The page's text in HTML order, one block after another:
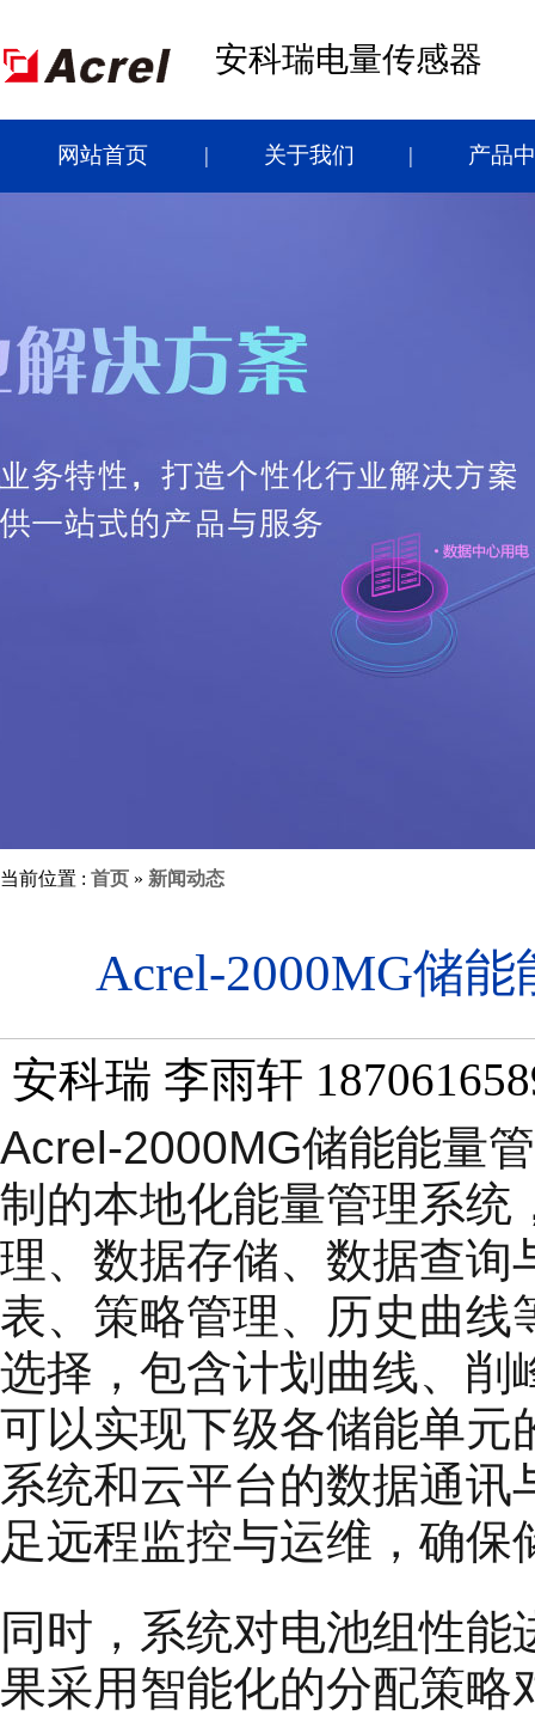
安科瑞电量传感器
网站首页 关于我们 产品
当前位置 : 首页 » 新闻动态
Acrel-2000MG储
安科瑞 李雨轩
Acrel-2000MG储能能量
制的本地化能量管理系统
理、数据存储、数据查询
表、策略管理、历史曲线
选择，包含计划曲线、削
可以实现下级各储能单元
系统和云平台的数据通
足远程监控与运维，确
同时，系统对电池组性
果采用智能化的分配策略